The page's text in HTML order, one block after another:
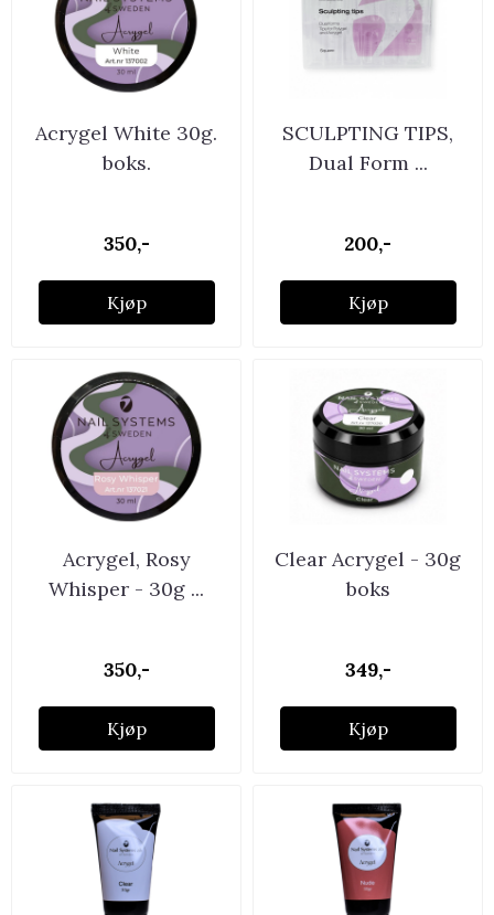
Acrygel White 30g.
boks.
350,-
Kjøp
SCULPTING TIPS,
Dual Form ...
200,-
Kjøp
Acrygel, Rosy
Whisper - 30g ...
350,-
Kjøp
Clear Acrygel - 30g
boks
349,-
Kjøp